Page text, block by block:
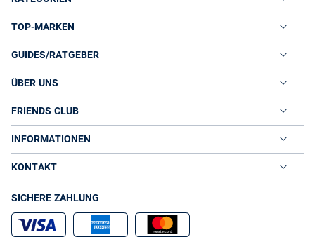
TOP-MARKEN
GUIDES/RATGEBER
ÜBER UNS
FRIENDS CLUB
INFORMATIONEN
KONTAKT
SICHERE ZAHLUNG